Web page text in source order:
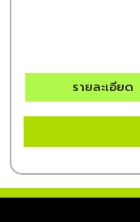
รายละเอียด